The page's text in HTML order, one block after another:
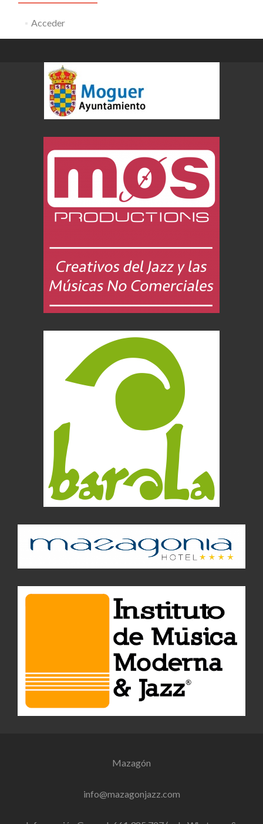
Acceder
Mazagón
info@mazagonjazz.com